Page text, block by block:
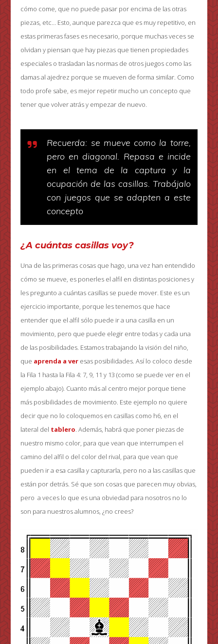
cómo come, que no puede pasar por encima de las otras
piezas, etc… Esto, aunque parezca que es muy repetitivo, en
estas primeras fases es necesario, porque muchas veces se
olvidan y piensan que hay piezas que tienen propiedades
especiales o trasladan las normas de otros juegos como las
damas al ajedrez porque se mueven de forma similar. Como
todo profe sabe, es mejor repetir mucho un concepto que
tener que volver atrás y empezar de nuevo.
Recuerda: se mueve como la torre,
pero en diagonal. Repasa e incide
en el tema de la captura y la
ocupación de las casillas. Trabájalo
con juegos que se adapten a este
concepto
¿A cuántas casillas voy?
Una de las primeras cosas que hago, una vez han entendido
cómo se mueve, es ponerles el alfil en distintas posiciones y
les pregunto a cuántas casillas se puede mover. Este es un
ejercicio importante, porque les tenemos que hace
entender que el alfil sólo puede ir a una casilla en un
movimiento, pero que puede elegir entre todas y cada una
de las posibilidades. Estamos trabajando la visión del niño,
que aprenda a ver esas posibilidades. Así lo coloco desde
la Fila 1 hasta la Fila 4: 7, 9, 11 y 13 (como se puede ver en el
ejemplo abajo). Cuanto más al centro mejor porque tiene
más posibilidades de movimiento. Este ejemplo no quiere
decir que no lo coloquemos en casillas como h6, en el
lateral del tablero. Además, habrá que poner piezas de
nuestro mismo color, para que vean que interrumpen el
camino del alfil o del color del rival, para que vean que
pueden ir a esa casilla y capturarla, pero no a las casillas que
están por detrás. Sé que son cosas que parecen muy obvias,
pero a veces lo que es una obviedad para nosotros no lo
son para nuestros alumnos, ¿no crees?